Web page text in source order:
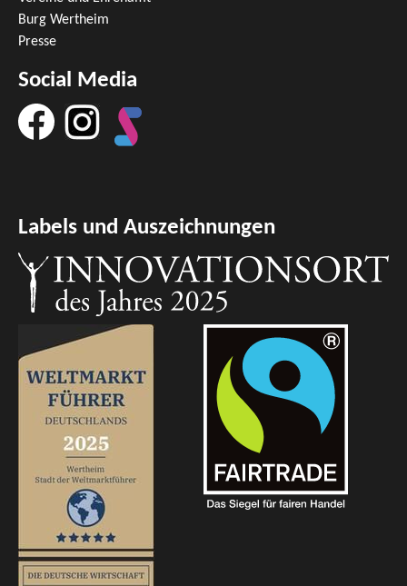
Burg Wertheim
Presse
Social Media
Labels und Auszeichnungen